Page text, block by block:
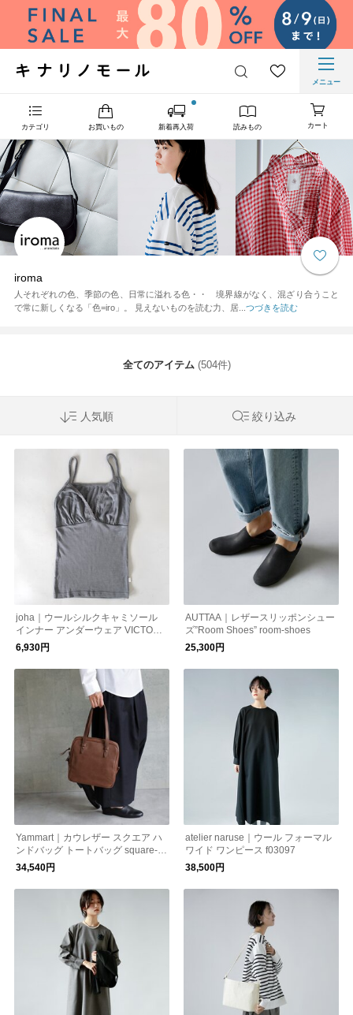
メニュー
カテゴリ お買いもの 新着再入荷 読みもの カート
iroma
人それぞれの色、季節の色、日常に溢れる色・・ 境界線がなく、混ざり合うこと
で常に新しくなる「色=iro」。 見えないものを読む力、居... つづきを読む
全てのアイテム (504件)
人気順 絞り込み
joha｜ウールシルクキャミソール
インナー アンダーウェア VICTORI
A 72243-77690
6,930円
AUTTAA｜レザースリッポンシュー
ズ”Room Shoes” room-shoes
25,300円
Yammart｜カウレザー スクエア ハ
ンドバッグ トートバッグ square-h
and-bag
34,540円
atelier naruse｜ウール フォーマル
ワイド ワンピース f03097
38,500円